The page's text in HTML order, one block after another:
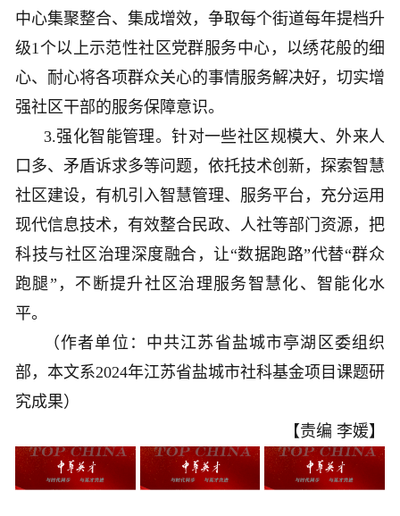
中心集聚整合、集成增效，争取每个街道每年提档升
级1个以上示范性社区党群服务中心，以绣花般的细
心、耐心将各项群众关心的事情服务解决好，切实增
强社区干部的服务保障意识。
3.强化智能管理。针对一些社区规模大、外来人
口多、矛盾诉求多等问题，依托技术创新，探索智慧
社区建设，有机引入智慧管理、服务平台，充分运用
现代信息技术，有效整合民政、人社等部门资源，把
科技与社区治理深度融合，让“数据跑路”代替“群众
跑腿”，不断提升社区治理服务智慧化、智能化水
平。
（作者单位：中共江苏省盐城市亭湖区委组织
部，本文系2024年江苏省盐城市社科基金项目课题研
究成果）
【责编 李媛】